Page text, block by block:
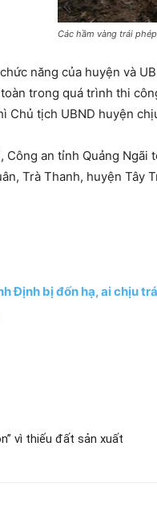
Các hầm vàng trái
năng của huyện và
trong quá trình thi
Chủ tịch UBND huyện
Công an tỉnh Quảng
Trà Thanh, huyện Tây
Định bị đốn hạ, ai chịu
vì thiếu đất sản xuất